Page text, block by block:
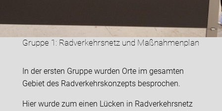
Gruppe 1: Radverkehrsnetz und Maßnahmenplan
In der ersten Gruppe wurden Orte im gesamten
Gebiet des Radverkehrskonzepts besprochen.
Hier wurde zum einen Lücken in Radverkehrsnetz